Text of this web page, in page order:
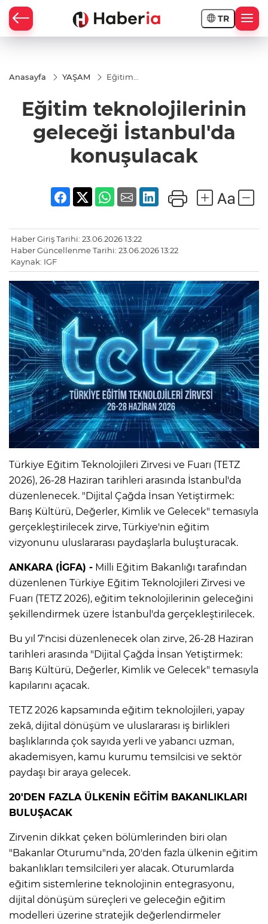
TR
Anasayfa YAŞAM
Eğitim
İstanbul'da
konuşulacak
Eğitim teknolojilerinin
geleceği İstanbul'da
konuşulacak
Haber Giriş Tarihi: 23.06.2026 13:22
Haber Güncellenme Tarihi: 23.06.2026 13:22
Kaynak: IGF
Türkiye Eğitim Teknolojileri Zirvesi ve Fuarı (TETZ
2026), 26-28 Haziran tarihleri arasında İstanbul'da
düzenlenecek. "Dijital Çağda İnsan Yetiştirmek:
Barış Kültürü, Değerler, Kimlik ve Gelecek" temasıyla
gerçekleştirilecek zirve, Türkiye'nin eğitim
vizyonunu uluslararası paydaşlarla buluşturacak.
ANKARA (İGFA) - Milli Eğitim Bakanlığı tarafından
düzenlenen Türkiye Eğitim Teknolojileri Zirvesi ve
Fuarı (TETZ 2026), eğitim teknolojilerinin geleceğini
şekillendirmek üzere İstanbul'da gerçekleştirilecek.
Bu yıl 7'ncisi düzenlenecek olan zirve, 26-28 Haziran
tarihleri arasında "Dijital Çağda İnsan Yetiştirmek:
Barış Kültürü, Değerler, Kimlik ve Gelecek" temasıyla
kapılarını açacak.
TETZ 2026 kapsamında eğitim teknolojileri, yapay
zekâ, dijital dönüşüm ve uluslararası iş birlikleri
başlıklarında çok sayıda yerli ve yabancı uzman,
akademisyen, kamu kurumu temsilcisi ve sektör
paydaşı bir araya gelecek.
20'DEN FAZLA ÜLKENİN EĞİTİM BAKANLIKLARI
BULUŞACAK
Zirvenin dikkat çeken bölümlerinden biri olan
"Bakanlar Oturumu"nda, 20'den fazla ülkenin eğitim
bakanlıkları temsilcileri yer alacak. Oturumlarda
eğitim sistemlerine teknolojinin entegrasyonu,
dijital dönüşüm süreçleri ve geleceğin eğitim
modelleri üzerine stratejik değerlendirmeler